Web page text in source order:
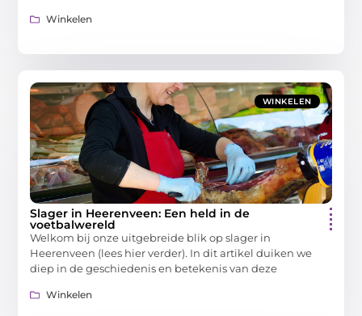
Winkelen
WINKELEN
Slager in Heerenveen: Een held in de
voetbalwereld
Welkom bij onze uitgebreide blik op slager in
Heerenveen (lees hier verder). In dit artikel duiken we
diep in de geschiedenis en betekenis van deze
Winkelen